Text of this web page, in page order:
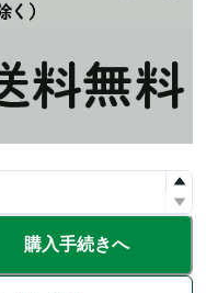
購入手続きへ